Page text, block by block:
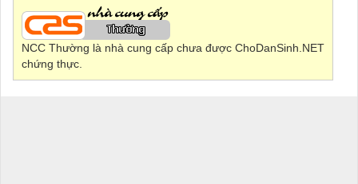
NCC Thường là nhà cung cấp chưa được ChoDanSinh.NET
chứng thực.